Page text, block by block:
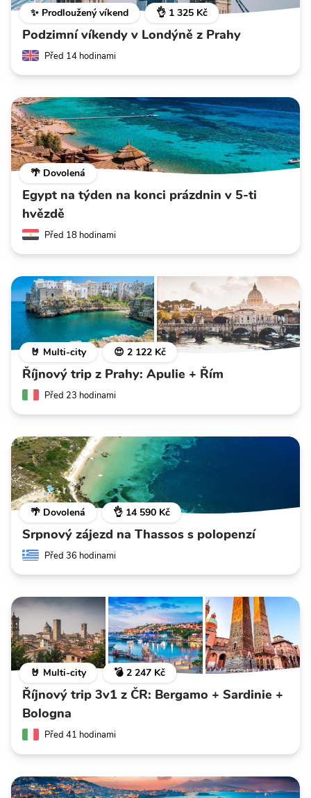
✨ Prodloužený víkend 👌 1 325 Kč
Podzimní víkendy v Londýně z Prahy
Před 14 hodinami
🌴 Dovolená
Egypt na týden na konci prázdnin v 5-ti
hvězdě
Před 18 hodinami
🤘 Multi-city 😍 2 122 Kč
Říjnový trip z Prahy: Apulie + Řím
Před 23 hodinami
🌴 Dovolená 👌 14 590 Kč
Srpnový zájezd na Thassos s polopenzí
Před 36 hodinami
🤘 Multi-city 💣 2 247 Kč
Říjnový trip 3v1 z ČR: Bergamo + Sardinie +
Bologna
Před 41 hodinami